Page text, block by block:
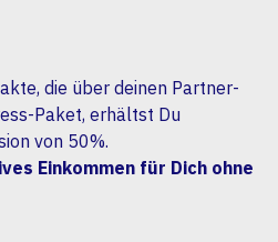
die über deinen Partner-
Paket, erhältst Du
von 50%.
Einkommen für Dich ohne